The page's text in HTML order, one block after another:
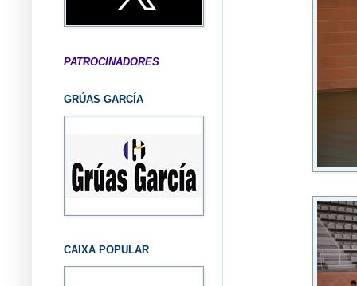
PATROCINADORES
GRÚAS GARCÍA
CAIXA POPULAR